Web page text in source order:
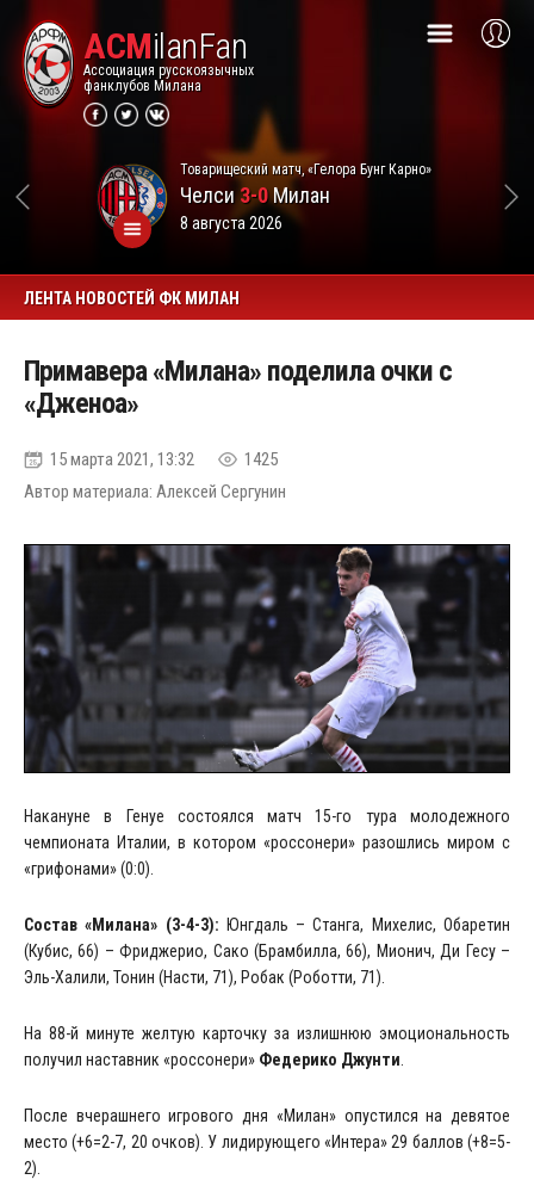
ACMilanFan
Ассоциация русскоязычных
фанклубов Милана
Товарищеский матч, «Гелора Бунг Карно»
Челси3-0Милан
8 августа 2026
ЛЕНТА НОВОСТЕЙ ФК МИЛАН
Примавера «Милана» поделила очки с
«Дженоа»
15 марта 2021, 13:32
1425
Автор материала: Алексей Сергунин
Накануне в Генуе состоялся матч 15-го тура молодежного
чемпионата Италии, в котором «россонери» разошлись миром с
«грифонами» (0:0).
Состав «Милана» (3-4-3): Юнгдаль – Станга, Михелис, Обаретин
(Кубис, 66) – Фриджерио, Сако (Брамбилла, 66), Мионич, Ди Гесу –
Эль-Халили, Тонин (Насти, 71), Робак (Роботти, 71).
На 88-й минуте желтую карточку за излишнюю эмоциональность
получил наставник «россонери» Федерико Джунти
После вчерашнего игрового дня «Милан» опустился на девятое
место (+6=2-7, 20 очков). У лидирующего «Интера» 29 баллов (+8=5-
2).